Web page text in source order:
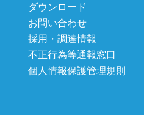
ダウンロード
お問い合わせ
採用・調達情報
不正行為等通報窓口
個人情報保護管理規則